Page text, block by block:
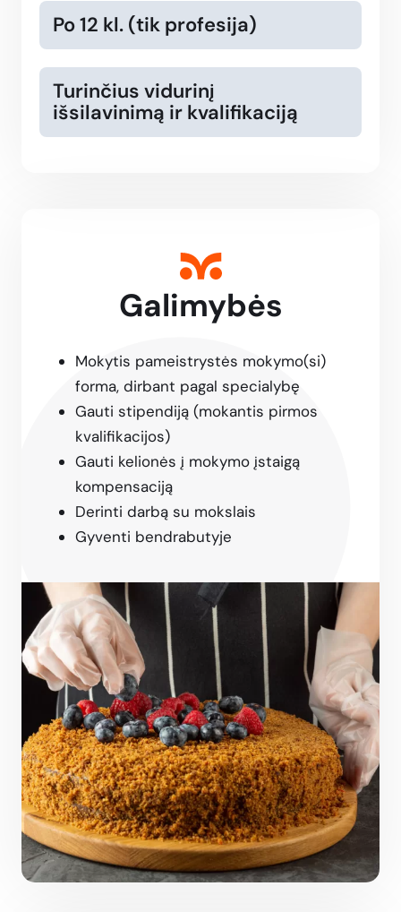
Po 12 kl. (tik profesija)
Turinčius vidurinį
išsilavinimą ir kvalifikaciją
Galimybės
Mokytis pameistrystės mokymo(si)
forma, dirbant pagal specialybę
Gauti stipendiją (mokantis pirmos
kvalifikacijos)
Gauti kelionės į mokymo įstaigą
kompensaciją
Derinti darbą su mokslais
Gyventi bendrabutyje